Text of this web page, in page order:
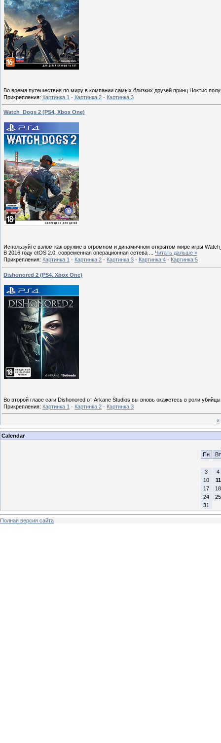
Во время путешествия по миру в компании самых близких друзей принц Ноктис
Прикрепления: Картинка 1 · Картинка 2 · Картинка 3
Watch_Dogs 2 (PS4, Xbox One)
Используйте взлом как оружие в огромном и динамичном открытом мире игры
В 2016 году ctOS 2.0, современная операционная сетева
Читать дальше »
Прикрепления: Картинка 1 · Картинка 2 · Картинка 3 · Картинка 4 · Картинка 5
Dishonored 2 (PS4, Xbox One)
Во второй главе саги Dishonored от Arkane Studios вы вновь окажетесь в роли
Прикрепления: Картинка 1 · Картинка 2 · Картинка 3
«
Calendar
Пн
Вт
3
4
10
11
17
18
24
25
31
Полная версия сайта